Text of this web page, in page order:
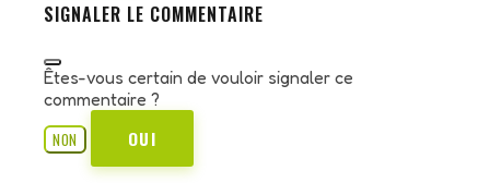
SIGNALER LE COMMENTAIRE
Êtes-vous certain de vouloir signaler ce
commentaire ?
NON
OUI